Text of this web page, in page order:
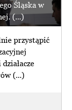
Śląska w
(...)
przystąpić
(...)